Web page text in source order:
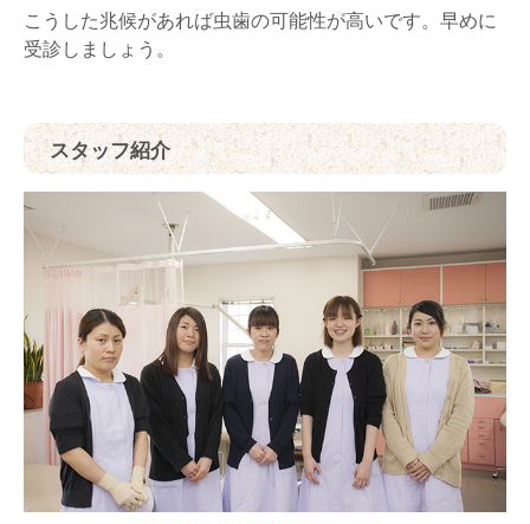
こうした兆候があれば虫歯の可能性が高いです。早めに
受診しましょう。
スタッフ紹介